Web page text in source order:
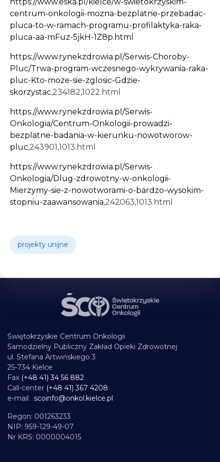
centrum-onkologii-mozna-bezplatne-przebadac-
pluca-to-w-ramach-programu-profilaktyka-raka-
pluca-aa-mFuz-5jkH-1Z8p.html
https://www.rynekzdrowia.pl/Serwis-Choroby-
Pluc/Trwa-program-wczesnego-wykrywania-raka-
pluc-Kto-moze-sie-zglosic-Gdzie-
skorzystac,234182,1022.html
https://www.rynekzdrowia.pl/Serwis-
Onkologia/Centrum-Onkologii-prowadzi-
bezplatne-badania-w-kierunku-nowotworow-
pluc,243901,1013.html
https://www.rynekzdrowia.pl/Serwis-
Onkologia/Dlug-zdrowotny-w-onkologii-
Mierzymy-sie-z-nowotworami-o-bardzo-wysokim-
stopniu-zaawansowania,242063,1013.html
projekty unijne
Świętokrzyskie Centrum Onkologii
Samodzielny Publiczny Zakład Opieki Zdrowotnej
ul. Stefana Artwińskiego 3
25-734 Kielce
Fax (+48 41) 34 56 882
Call-center (+48 41) 367 4208
e-mail: scoinfo@onkol.kielce.pl
Regon: 001263233
NIP: 959-129-49-07
Nr KRS: 0000004015